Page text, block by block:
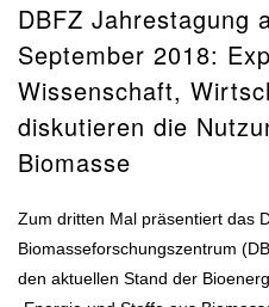
DBFZ Jahrestagung
September 2018:
Wissenschaft,
diskutieren die
Biomasse
Zum dritten Mal präsentiert das
Biomasseforschungszentrum
den aktuellen Stand der